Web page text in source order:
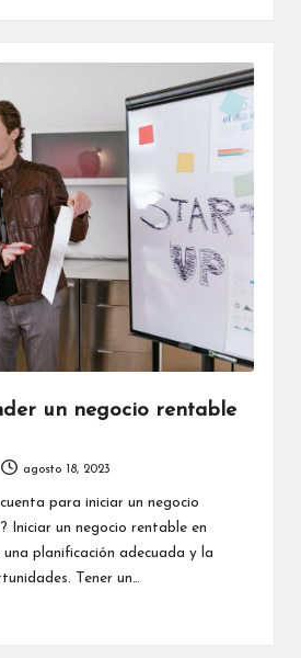
un negocio rentable
agosto 18, 2023
para iniciar un negocio
Iniciar un negocio rentable en
planificación adecuada y la
Tener un…